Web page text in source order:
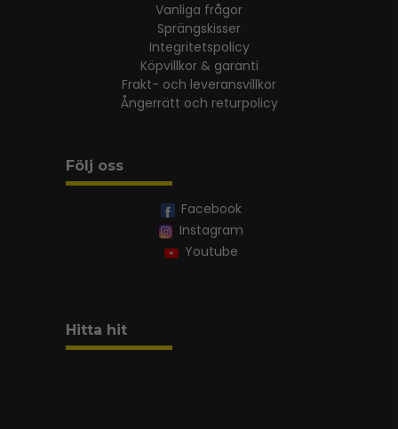
Vanliga frågor
Sprängskisser
Integritetspolicy
Köpvillkor & garanti
Frakt- och leveransvillkor
Ångerrätt och returpolicy
Följ oss
Facebook
Instagram
Youtube
Hitta hit